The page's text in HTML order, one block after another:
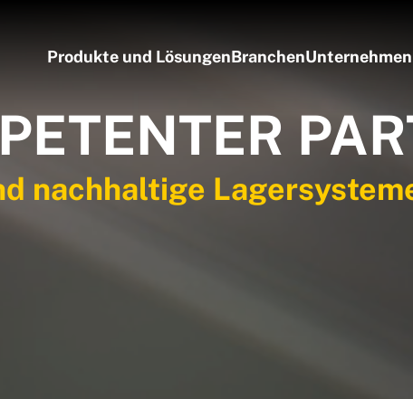
Produkte und LösungenBranchenUnternehmen
nachhaltige